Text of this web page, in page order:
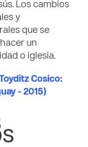
Los cambios
y
que se
un
o iglesia.
Cosico:
- 2015)